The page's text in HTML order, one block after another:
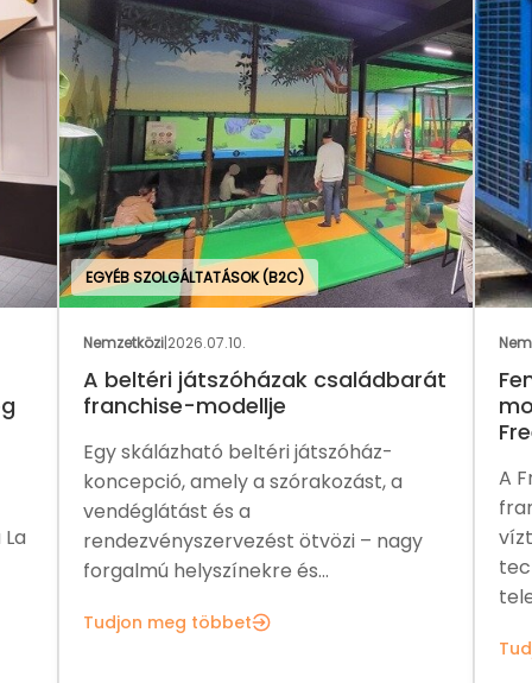
családbarát
a
– nagy
Nemzetközi
Fenntartható vízellátás
modellben – ezt kínálja a
A Freewater4u egy nemzetközi
franchise hálózat, amely légköri
víztermelő rendszerek és
technológiák fejlesztésével,